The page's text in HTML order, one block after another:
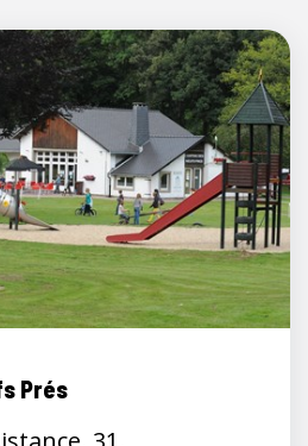
Prés